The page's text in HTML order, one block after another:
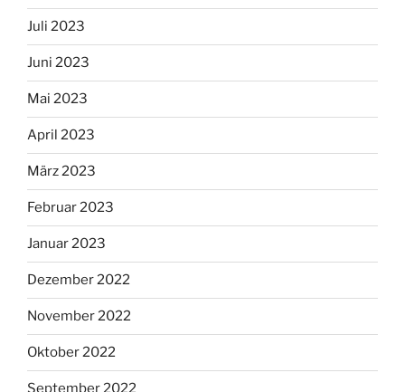
Juli 2023
Juni 2023
Mai 2023
April 2023
März 2023
Februar 2023
Januar 2023
Dezember 2022
November 2022
Oktober 2022
September 2022